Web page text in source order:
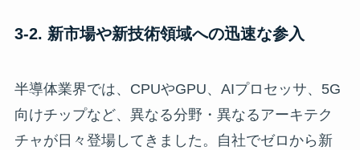
3-2. 新市場や新技術領域への迅速な参入
半導体業界では、CPUやGPU、AIプロセッサ、5G
向けチップなど、異なる分野・異なるアーキテク
チャが日々登場してきました。自社でゼロから新